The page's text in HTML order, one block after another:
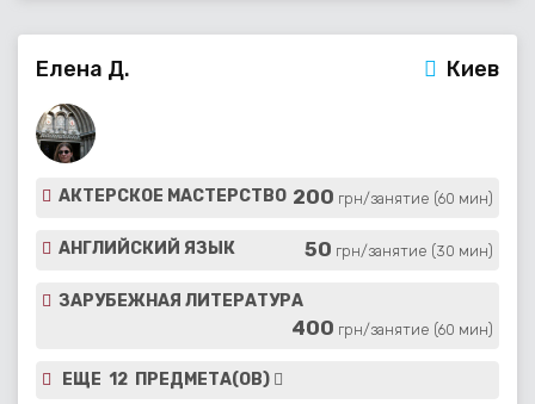
Елена Д. Киев
АКТЕРСКОЕ МАСТЕРСТВО 200 грн/занятие (60 мин)
АНГЛИЙСКИЙ ЯЗЫК 50 грн/занятие (30 мин)
ЗАРУБЕЖНАЯ ЛИТЕРАТУРА
400 грн/занятие (60 мин)
ЕЩЕ 12 ПРЕДМЕТА(ОВ)